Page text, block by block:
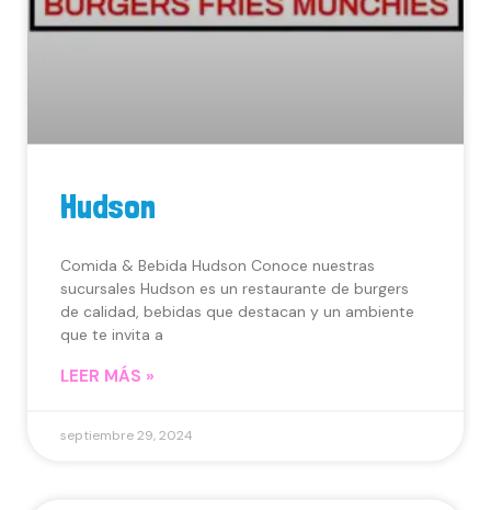
Hudson
Comida & Bebida Hudson Conoce nuestras
sucursales Hudson es un restaurante de burgers
de calidad, bebidas que destacan y un ambiente
que te invita a
LEER MÁS »
septiembre 29, 2024